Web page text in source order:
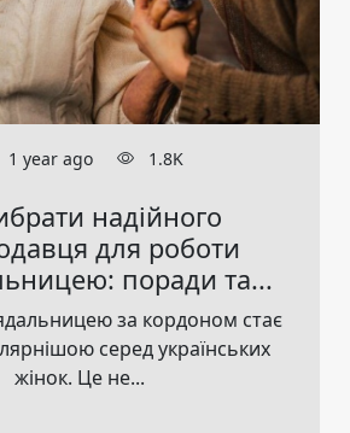
1 year ago 1.8K
надійного
для роботи
поради та...
за кордоном стає
серед українських
жінок. Це не...